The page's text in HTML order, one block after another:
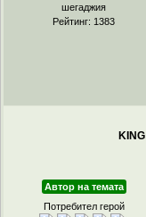
шегаджия
Рейтинг: 1383
KING
Автор на темата
Потребител герой